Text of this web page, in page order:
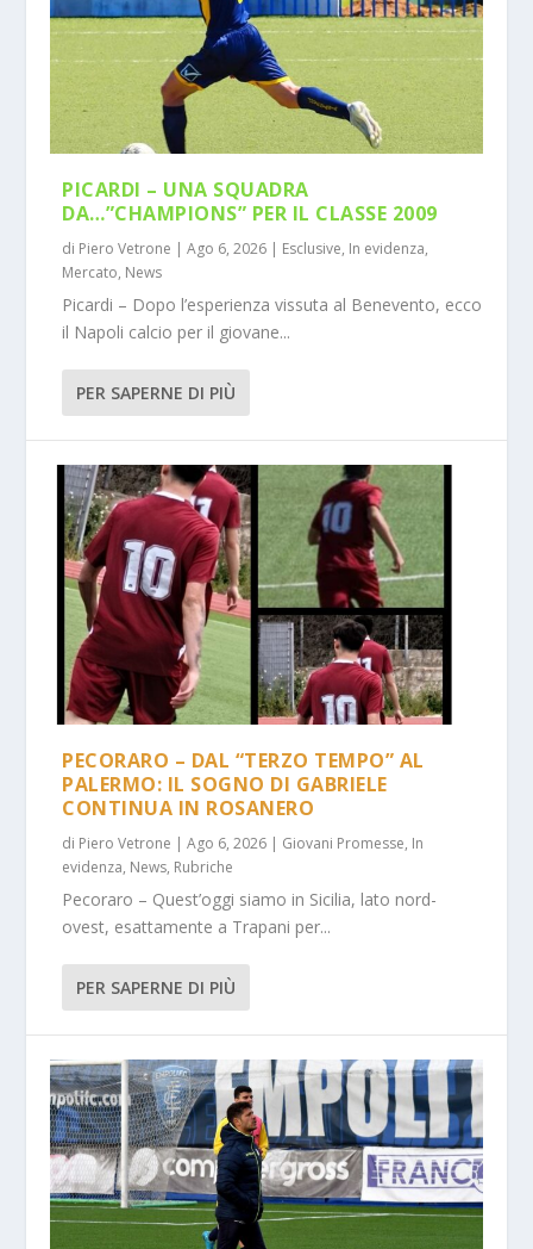
PECORARO – DAL “TERZO TEMPO” AL ...
MISTER MICHELE SACCO (INTERVISTA):”10
ANNI C...
PICARDI – UNA SQUADRA
DA…”CHAMPIONS” PER IL CLASSE 2009
di Piero Vetrone |Ago 6, 2026 | Esclusive, In evidenza,
Mercato, News
Picardi – Dopo l’esperienza vissuta al Benevento, ecco
il Napoli calcio per il giovane...
PER SAPERNE DI PIÙ
PECORARO – DAL “TERZO TEMPO” AL
PALERMO: IL SOGNO DI GABRIELE
CONTINUA IN ROSANERO
di Piero Vetrone |Ago 6, 2026 | Giovani Promesse, In
evidenza, News, Rubriche
Pecoraro – Quest’oggi siamo in Sicilia, lato nord-
ovest, esattamente a Trapani per...
PER SAPERNE DI PIÙ